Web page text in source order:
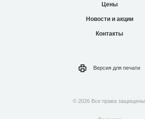
Цены
Новости и акции
Контакты
Версия для печати
© 2026 Все права защищены.